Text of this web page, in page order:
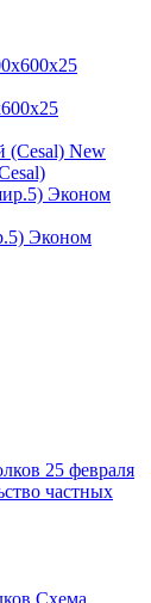
New
Эконом
25 февраля
частных
Схема